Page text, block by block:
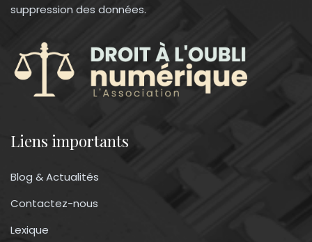
suppression des données.
Liens importants
Blog & Actualités
Contactez-nous
Lexique